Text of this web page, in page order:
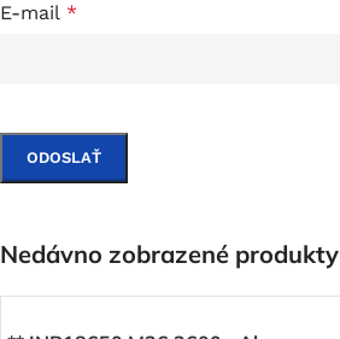
E-mail *
Nedávno zobrazené produkty